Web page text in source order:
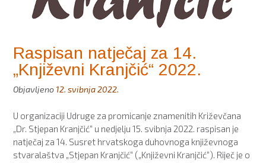
Raspisan natječaj za 14.
„Književni Kranjčić“ 2022.
Objavljeno 12. svibnja 2022.
U organizaciji Udruge za promicanje znamenitih Križevčana
„Dr. Stjepan Kranjčić“ u nedjelju 15. svibnja 2022. raspisan je
natječaj za 14. Susret hrvatskoga duhovnoga književnoga
stvaralaštva „Stjepan Kranjčić“ („Književni Kranjčić“). Riječ je o